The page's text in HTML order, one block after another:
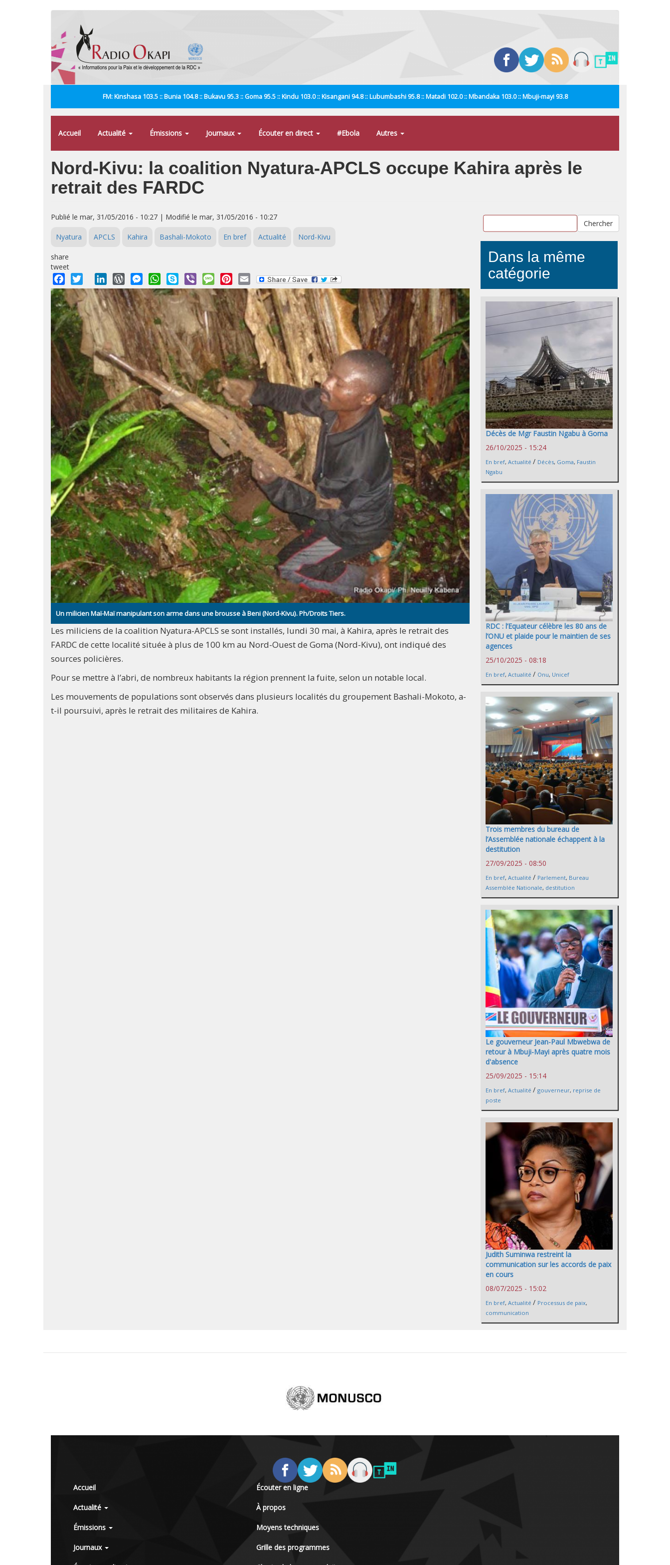
FM: Kinshasa 103.5 :: Bunia 104.8 :: Bukavu 95.3 :: Goma 95.5 :: Kindu 103.0 :: Kisangani 94.8 :: Lubumbashi 95.8 :: Matadi 102.0 :: Mbandaka 103.0 :: Mbuji-mayi 93.8
Accueil Actualité Émissions Journaux Écouter en direct #Ebola Autres
Nord-Kivu: la coalition Nyatura-APCLS occupe Kahira après le
retrait des FARDC
Publié le mar, 31/05/2016 - 10:27 | Modifié le mar, 31/05/2016 - 10:27
Nyatura APCLS Kahira Bashali-Mokoto En bref Actualité Nord-Kivu
share
tweet
Facebook
Twitter LinkedInWordPressMessengerWhatsApp
Skype Viber MessagePinterest
Email
Un milicien Maï-Maï manipulant son arme dans une brousse à Beni (Nord-Kivu). Ph/Droits Tiers.
Les miliciens de la coalition Nyatura-APCLS se sont installés, lundi 30 mai, à Kahira, après le retrait des
FARDC de cette localité située à plus de 100 km au Nord-Ouest de Goma (Nord-Kivu), ont indiqué des
sources policières.
Pour se mettre à l’abri, de nombreux habitants la région prennent la fuite, selon un notable local.
Les mouvements de populations sont observés dans plusieurs localités du groupement Bashali-Mokoto, a-
t-il poursuivi, après le retrait des militaires de Kahira.
Chercher
Dans la même
catégorie
Décès de Mgr Faustin Ngabu à Goma
26/10/2025 - 15:24
En bref, Actualité / Décès, Goma, Faustin
Ngabu
RDC : l’Equateur célèbre les 80 ans de
l’ONU et plaide pour le maintien de ses
agences
25/10/2025 - 08:18
En bref, Actualité / Onu, Unicef
Trois membres du bureau de
l’Assemblée nationale échappent à la
destitution
27/09/2025 - 08:50
En bref, Actualité / Parlement, Bureau
Assemblée Nationale, destitution
Le gouverneur Jean-Paul Mbwebwa de
retour à Mbuji-Mayi après quatre mois
d'absence
25/09/2025 - 15:14
En bref, Actualité / gouverneur, reprise de
poste
Judith Suminwa restreint la
communication sur les accords de paix
en cours
08/07/2025 - 15:02
En bref, Actualité / Processus de paix,
communication
Accueil
Actualité
Émissions
Journaux
Écouter en ligne
À propos
Moyens techniques
Grille des programmes